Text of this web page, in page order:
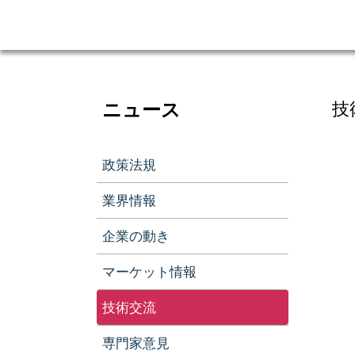
ニュース
政策法規
業界情報
企業の動き
マーケット情報
技術交流
専門家意見
技